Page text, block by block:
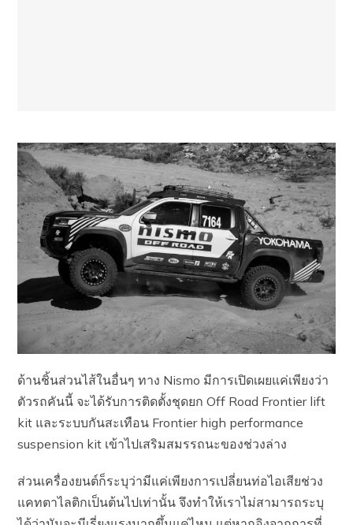
ด้านชิ้นส่วนไส้ในอื่นๆ ทาง Nismo มีการเปิดเผยแค่เพียงว่า
ตัวรถคันนี้ จะได้รับการติดตั้งชุดยก Off Road Frontier lift
kit และระบบกันสะเทือน Frontier high performance
suspension kit เข้าไปเสริมสมรรถนะของช่วงล่าง
ส่วนเครื่องยนต์ก็ระบุว่ามีแค่เพียงการเปลี่ยนท่อไอเสียช่วง
แคทตาไลติกเป็นต้นไปเท่านั้น จึงทำให้เราไม่สามารถระบุ